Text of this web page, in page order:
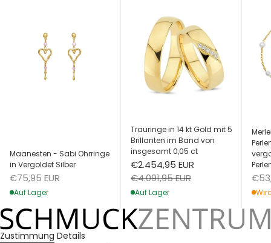
Maanesten - Sabi Ohrringe
in Vergoldet Silber
Angebot
€75,95 EUR
Auf Lager
Trauringe in 14 kt Gold mit 5
Brillanten im Band von
insgesamt 0,05 ct
Angebot
€2.454,95 EUR
Regulärer Preis
€4.091,95 EUR
Auf Lager
Zustimmung Details